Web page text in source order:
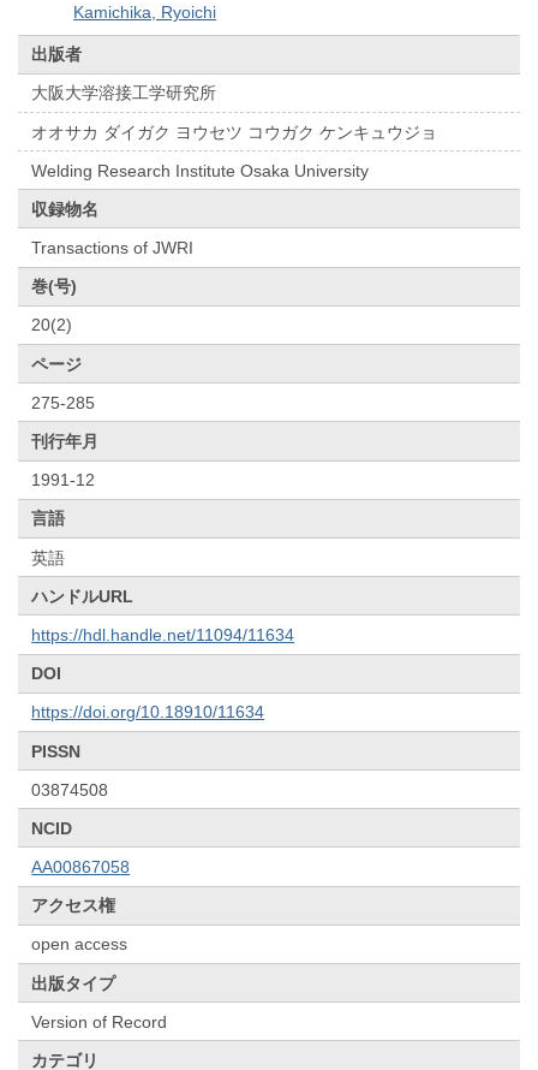
Kamichika, Ryoichi
出版者
大阪大学溶接工学研究所
オオサカ ダイガク ヨウセツ コウガク ケンキュウジョ
Welding Research Institute Osaka University
収録物名
Transactions of JWRI
巻(号)
20(2)
ページ
275-285
刊行年月
1991-12
言語
英語
ハンドルURL
https://hdl.handle.net/11094/11634
DOI
https://doi.org/10.18910/11634
PISSN
03874508
NCID
AA00867058
アクセス権
open access
出版タイプ
Version of Record
カテゴリ